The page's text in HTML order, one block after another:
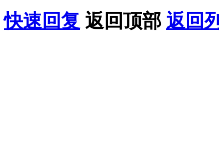
快速回复 返回顶部 返回